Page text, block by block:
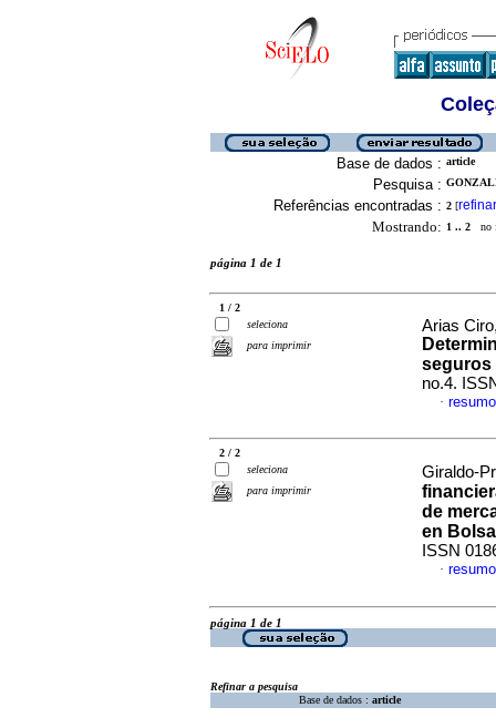
Base de dados : article
Pesquisa :
Referências encontradas : 2 [refinar
Mostrando: 1 .. 2 no
página 1 de 1
1 / 2
seleciona
para imprimir
Arias
seguros
no.4.
·
2 / 2
seleciona
para imprimir
Giraldo-
de
en Bolsa
ISSN
·
página 1 de 1
Refinar a pesquisa
Base de dados : article